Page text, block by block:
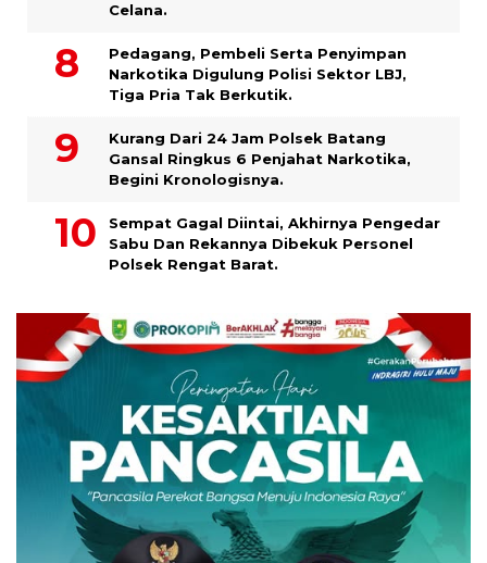
Celana.
Pedagang, Pembeli Serta Penyimpan
Narkotika Digulung Polisi Sektor LBJ,
Tiga Pria Tak Berkutik.
Kurang Dari 24 Jam Polsek Batang
Gansal Ringkus 6 Penjahat Narkotika,
Begini Kronologisnya.
Sempat Gagal Diintai, Akhirnya Pengedar
Sabu Dan Rekannya Dibekuk Personel
Polsek Rengat Barat.